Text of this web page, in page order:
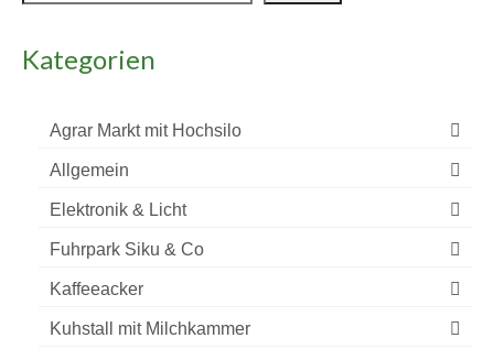
Kategorien
Agrar Markt mit Hochsilo
Allgemein
Elektronik & Licht
Fuhrpark Siku & Co
Kaffeeacker
Kuhstall mit Milchkammer